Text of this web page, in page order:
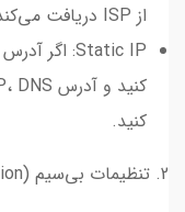
از ISP دریافت می‌کند.
کنید.
2. تنظیمات بی‌سیم (SSID, Password, Encryption):